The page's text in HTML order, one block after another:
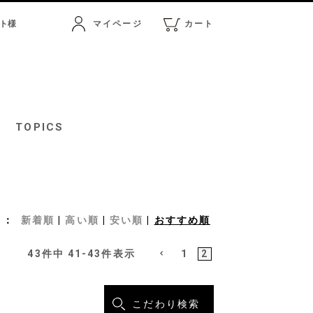
様 マイページ カート
TOPICS
新着順 高い順 安い順 おすすめ順
43件中 41 - 43件表示 1 2
こだわり検索